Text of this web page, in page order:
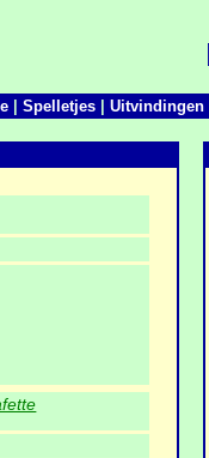
|Spelletjes |Uitvindingen